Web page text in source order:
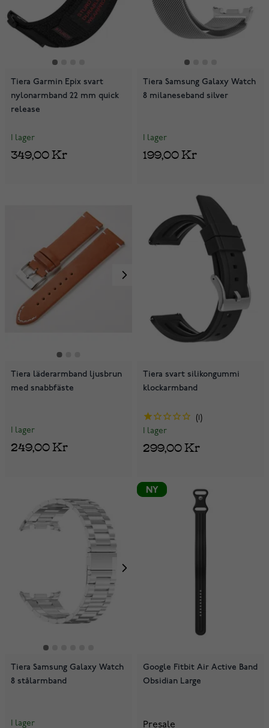
Tiera Garmin Epix svart
nylonarmband 22 mm quick
release
I lager
349,00 Kr
Tiera Samsung Galaxy Watch
8 milaneseband silver
I lager
199,00 Kr
Tiera läderarmband ljusbrun
med snabbfäste
I lager
249,00 Kr
Tiera svart silikongummi
klockarmband
I lager
299,00 Kr
Tiera Samsung Galaxy Watch
8 stålarmband
I lager
NY
NY
Google Fitbit Air Active Band
Obsidian Large
Presale